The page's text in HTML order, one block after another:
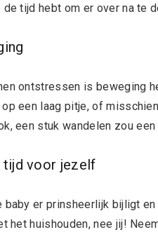
de tijd hebt om er over na te
ontstressen is beweging
een laag pitje, of
een stuk wandelen zou
tijd voor jezelf
baby er prinsheerlijk bijligt
het huishouden, nee jij!